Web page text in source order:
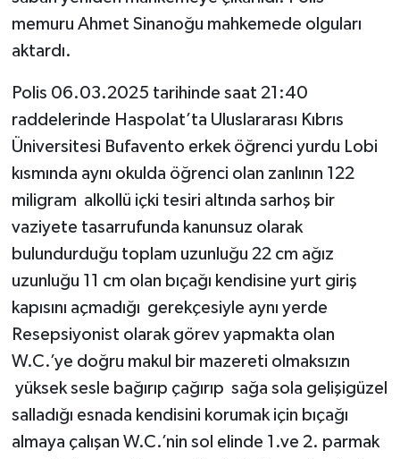
memuru Ahmet Sinanoğu mahkemede olguları
aktardı.
Polis 06.03.2025 tarihinde saat 21:40
raddelerinde Haspolat’ta Uluslararası Kıbrıs
Üniversitesi Bufavento erkek öğrenci yurdu Lobi
kısmında aynı okulda öğrenci olan zanlının 122
miligram alkollü içki tesiri altında sarhoş bir
vaziyete tasarrufunda kanunsuz olarak
bulundurduğu toplam uzunluğu 22 cm ağız
uzunluğu 11 cm olan bıçağı kendisine yurt giriş
kapısını açmadığı gerekçesiyle aynı yerde
Resepsiyonist olarak görev yapmakta olan
W.C.’ye doğru makul bir mazereti olmaksızın
yüksek sesle bağırıp çağırıp sağa sola gelişigüzel
salladığı esnada kendisini korumak için bıçağı
almaya çalışan W.C.’nin sol elinde 1.ve 2. parmak